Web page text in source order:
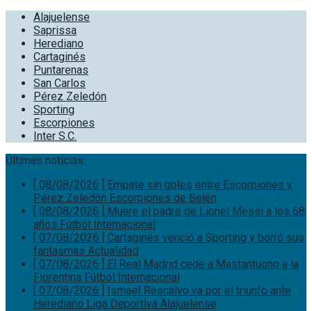
Alajuelense
Saprissa
Herediano
Cartaginés
Puntarenas
San Carlos
Pérez Zeledón
Sporting
Escorpiones
Inter S.C.
Últimas noticias:
[ 08/08/2026 ] Empate sin goles entre Escorpiones y
Pérez Zeledón Escorpiones de Belén
[ 08/08/2026 ] Muere el padre de Lionel Messi a los 68
años Fútbol Internacional
[ 07/08/2026 ] Cartaginés venció a Sporting y borró sus
fantasmas Actualidad
[ 07/08/2026 ] El Real Madrid cede a Mastantuono a la
Fiorentina Fútbol Internacional
[ 07/08/2026 ] Ismael Rescalvo va por el triunfo ante
Herediano Liga Deportiva Alajuelense